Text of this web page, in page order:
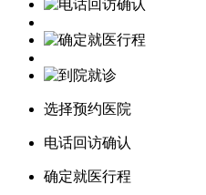
选择预约医院
电话回访确认
确定就医行程